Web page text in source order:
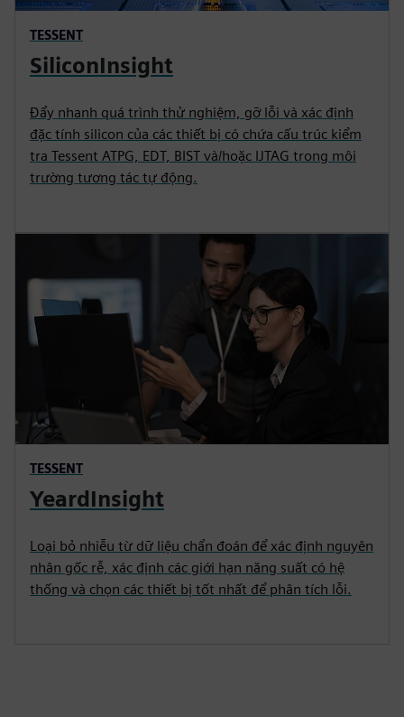
TESSENT
SiliconInsight
Đẩy nhanh quá trình thử nghiệm, gỡ lỗi và xác định
đặc tính silicon của các thiết bị có chứa cấu trúc kiểm
tra Tessent ATPG, EDT, BIST và/hoặc IJTAG trong môi
trường tương tác tự động.
TESSENT
YeardInsight
Loại bỏ nhiễu từ dữ liệu chẩn đoán để xác định nguyên
nhân gốc rễ, xác định các giới hạn năng suất có hệ
thống và chọn các thiết bị tốt nhất để phân tích lỗi.